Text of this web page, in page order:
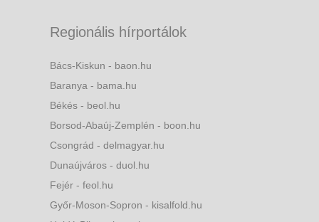
Regionális hírportálok
Bács-Kiskun - baon.hu
Baranya - bama.hu
Békés - beol.hu
Borsod-Abaúj-Zemplén - boon.hu
Csongrád - delmagyar.hu
Dunaújváros - duol.hu
Fejér - feol.hu
Győr-Moson-Sopron - kisalfold.hu